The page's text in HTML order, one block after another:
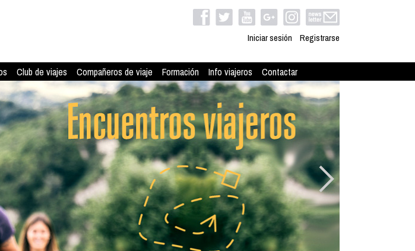
Iniciar sesión Registrarse
Club de viajes Compañeros de viaje Formación Info viajeros Contactar